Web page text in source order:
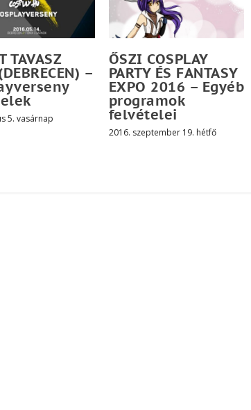
TAVASZ
–
5. vasárnap
ŐSZI COSPLAY
PARTY ÉS FANTASY
EXPO 2016 – Egyéb
programok
felvételei
2016. szeptember 19. hétfő